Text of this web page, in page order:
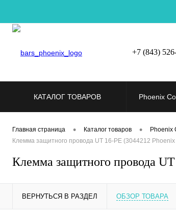
+7 (843)
КАТАЛОГ ТОВАРОВ Phoenix
Главная страница • Каталог товаров • Phoenix
Клемма защитного провода UT 16-PE (3044212 Phoenix
Клемма защитного провода
ВЕРНУТЬСЯ В РАЗДЕЛ ОБЗОР ТОВАРА